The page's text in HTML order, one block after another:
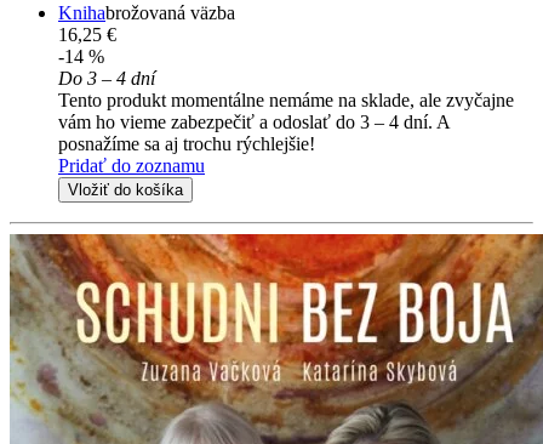
Knihabrožovaná väzba
16,25 €
-14 %
Do 3 – 4 dní
Tento produkt momentálne nemáme na sklade, ale zvyčajne
vám ho vieme zabezpečiť a odoslať do 3 – 4 dní. A
posnažíme sa aj trochu rýchlejšie!
Pridať do zoznamu
Vložiť do košíka